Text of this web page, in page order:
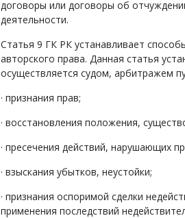
договоры или договоры об
деятельности.
Статья 9 ГК РК устанавливает
авторского права. Данная статья
осуществляется судом, арбитражем
· признания прав;
· восстановления положения,
· пресечения действий, нарушающих
· взыскания убытков, неустойки;
· признания оспоримой сделки
применения последствий